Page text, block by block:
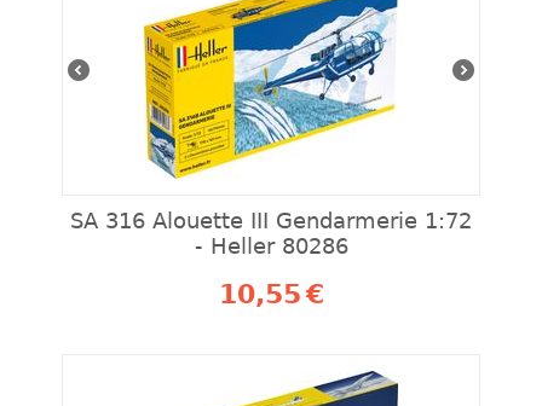
SA 316 Alouette III Gendarmerie 1:72
- Heller 80286
10,55€